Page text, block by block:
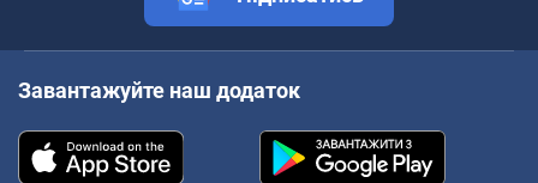
Завантажуйте наш додаток